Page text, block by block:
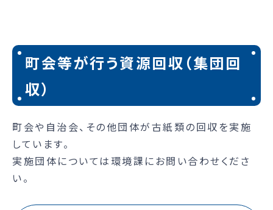
町会等が行う資源回収（集団回
収）
町会や自治会、その他団体が古紙類の回収を実施
しています。
実施団体については環境課にお問い合わせくださ
い。